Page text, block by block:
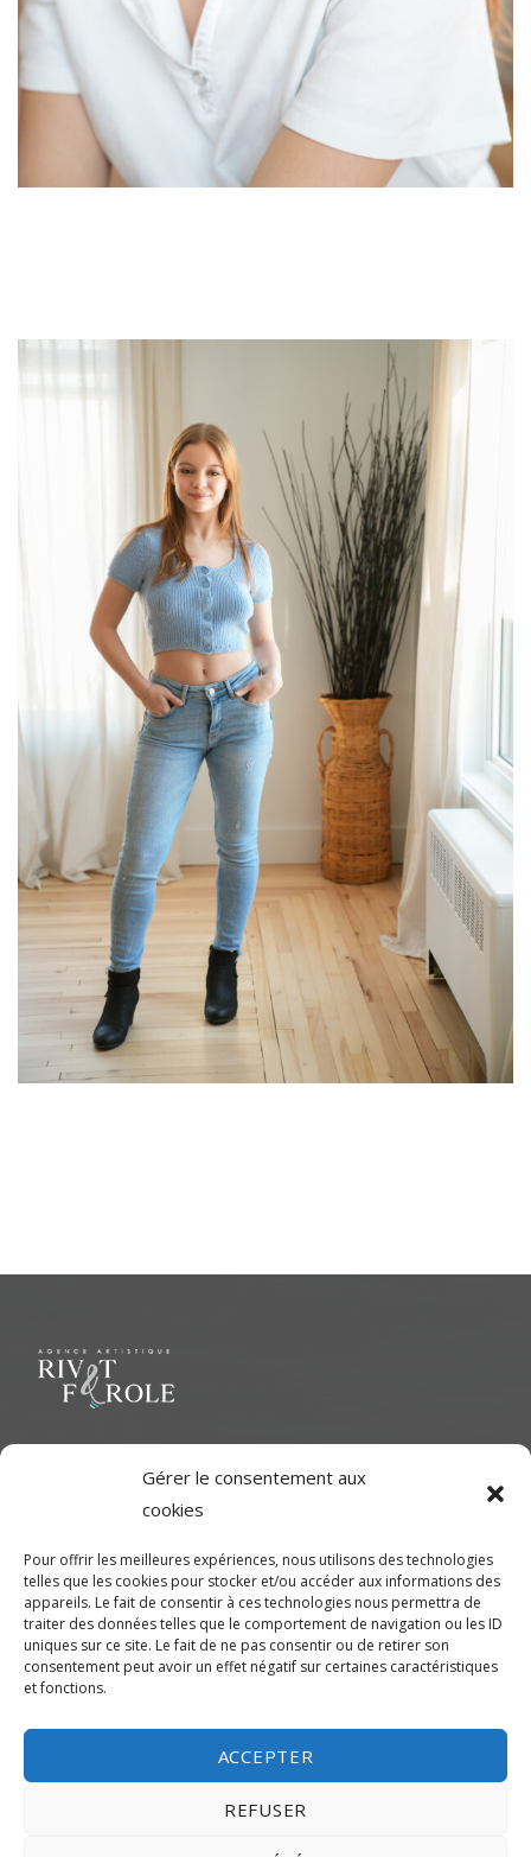
Gérer le consentement aux
cookies
Pour offrir les meilleures expériences, nous utilisons des technologies
telles que les cookies pour stocker et/ou accéder aux informations des
appareils. Le fait de consentir à ces technologies nous permettra de
traiter des données telles que le comportement de navigation ou les ID
uniques sur ce site. Le fait de ne pas consentir ou de retirer son
consentement peut avoir un effet négatif sur certaines caractéristiques
et fonctions.
ACCEPTER
REFUSER
pour contribuer à une richesse dans le milieu cinématographique
et d'aider les artistes à développer leur plein potentiel.
CONTACTEZ-NOUS
Montréal
450-245-7475 (sans frais de Montréal) ou 514-655-9191
info@rivetferole.com